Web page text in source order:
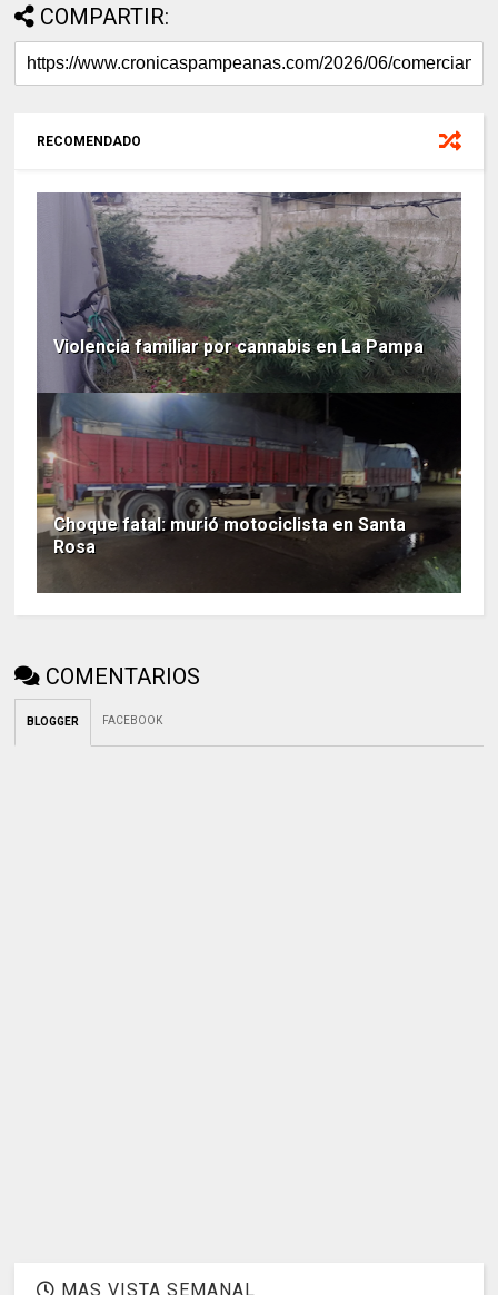
COMPARTIR:
RECOMENDADO
Violencia familiar por cannabis en La Pampa
Choque fatal: murió motociclista en Santa
Rosa
COMENTARIOS
BLOGGER FACEBOOK
MAS VISTA SEMANAL